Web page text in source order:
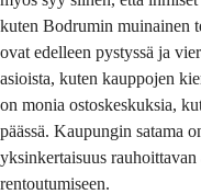
kuten Bodrumin muinainen
ovat edelleen pystyssä ja
asioista, kuten kauppojen
on monia ostoskeskuksia,
päässä. Kaupungin satama
yksinkertaisuus
rentoutumiseen.